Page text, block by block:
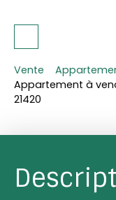
Vente
Appartement à
21420